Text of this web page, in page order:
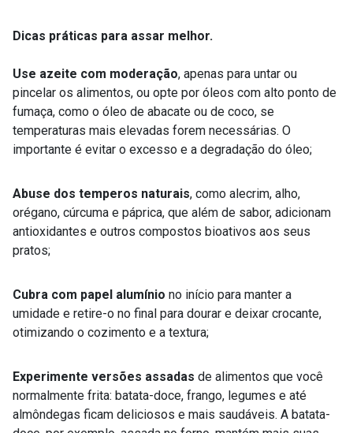
Dicas práticas para assar melhor.
Use azeite com moderação, apenas para untar ou
pincelar os alimentos, ou opte por óleos com alto ponto de
fumaça, como o óleo de abacate ou de coco, se
temperaturas mais elevadas forem necessárias. O
importante é evitar o excesso e a degradação do óleo;
Abuse dos temperos naturais, como alecrim, alho,
orégano, cúrcuma e páprica, que além de sabor, adicionam
antioxidantes e outros compostos bioativos aos seus
pratos;
Cubra com papel alumínio no início para manter a
umidade e retire-o no final para dourar e deixar crocante,
otimizando o cozimento e a textura;
Experimente versões assadas de alimentos que você
normalmente frita: batata-doce, frango, legumes e até
almôndegas ficam deliciosos e mais saudáveis. A batata-